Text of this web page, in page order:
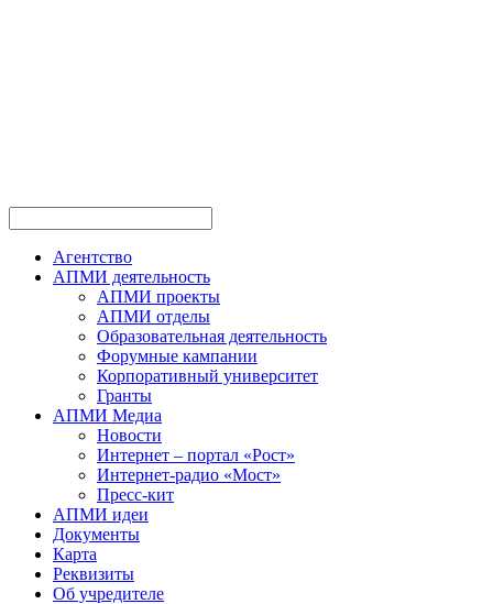
Агентство
АПМИ деятельность
АПМИ проекты
АПМИ отделы
Образовательная деятельность
Форумные кампании
Корпоративный университет
Гранты
АПМИ Медиа
Новости
Интернет – портал «Рост»
Интернет-радио «Мост»
Пресс-кит
АПМИ идеи
Документы
Карта
Реквизиты
Об учредителе